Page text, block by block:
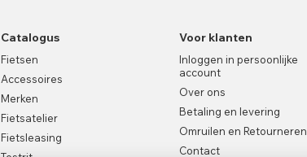
Catalogus
Fietsen
Accessoires
Merken
Fietsatelier
Fietsleasing
Voor klanten
Inloggen in persoonlijke
account
Over ons
Betaling en levering
Omruilen en Retourneren
Contact